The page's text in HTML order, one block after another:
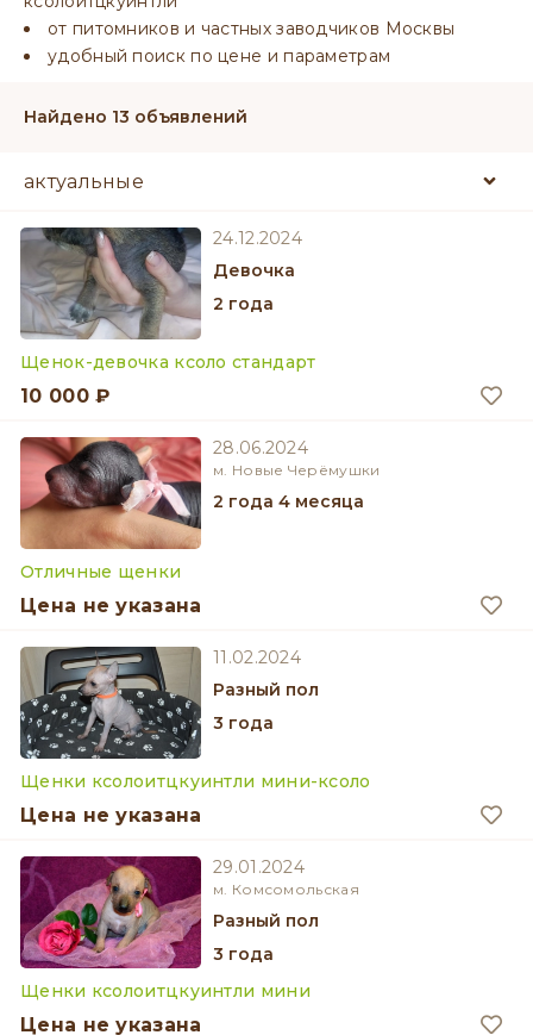
от питомников и частных заводчиков Москвы
удобный поиск по цене и параметрам
Найдено 13 объявлений
24.12.2024
девочка
2 года
Щенок-девочка ксоло стандарт
10 000 ₽
28.06.2024
м. Новые Черёмушки
2 года 4 месяца
Отличные щенки
Цена не указана
11.02.2024
разный пол
3 года
Щенки ксолоитцкуинтли мини-ксоло
Цена не указана
29.01.2024
м. Комсомольская
разный пол
3 года
Щенки ксолоитцкуинтли мини
Цена не указана